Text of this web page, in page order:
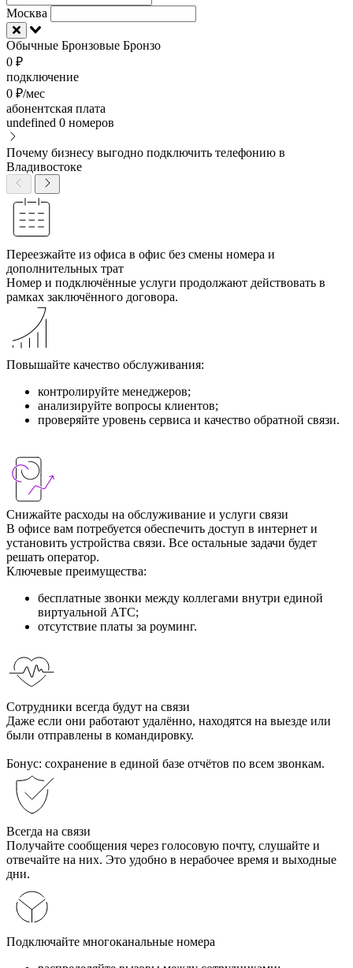
Москва
Обычные Бронзовые Бронзо
0 ₽
подключение
0 ₽/мес
абонентская плата
undefined 0 номеров
Почему бизнесу выгодно подключить телефонию в
Владивостоке
Переезжайте из офиса в офис без смены номера и
дополнительных трат
Номер и подключённые услуги продолжают действовать в
рамках заключённого договора.
Повышайте качество обслуживания:
контролируйте менеджеров;
анализируйте вопросы клиентов;
проверяйте уровень сервиса и качество обратной связи.
Снижайте расходы на обслуживание и услуги связи
В офисе вам потребуется обеспечить доступ в интернет и
установить устройства связи. Все остальные задачи будет
решать оператор.
Ключевые преимущества:
бесплатные звонки между коллегами внутри единой
виртуальной АТС;
отсутствие платы за роуминг.
Сотрудники всегда будут на связи
Даже если они работают удалённо, находятся на выезде или
были отправлены в командировку.
Бонус: сохранение в единой базе отчётов по всем звонкам.
Всегда на связи
Получайте сообщения через голосовую почту, слушайте и
отвечайте на них. Это удобно в нерабочее время и выходные
дни.
Подключайте многоканальные номера